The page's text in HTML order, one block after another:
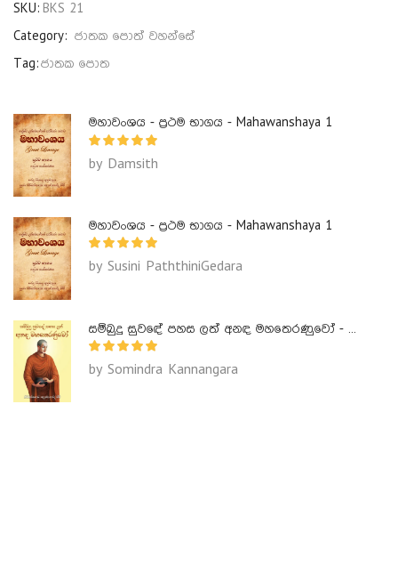
SKU: BKS 21
Category: ජාතක පොත් වහන්සේ
Tag:ජාතක පොත
මහාවංශය - ප්‍රථම භාගය - Mahawanshaya 1
by Damsith
මහාවංශය - ප්‍රථම භාගය - Mahawanshaya 1
by Susini PaththiniGedara
සම්බුදු සුවඳේ පහස ලත් අනඳ මහතෙරණුවෝ - Ananda Maha Theranuwo
by Somindra Kannangara